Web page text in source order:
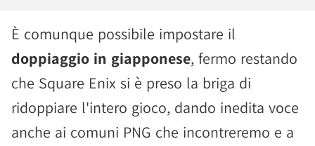
È comunque possibile impostare il
doppiaggio in giapponese, fermo restando
che Square Enix si è preso la briga di
ridoppiare l'intero gioco, dando inedita voce
anche ai comuni PNG che incontreremo e a